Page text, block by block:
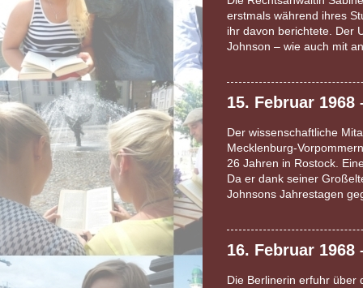
erstmals während ihres
ihr davon berichtete. Der
Johnson – wie auch mit
15. Februar 1968
Der wissenschaftliche
Mecklenburg-
26 Jahren in Rostock.
Da er dank seiner
Johnsons Jahrestagen
16. Februar
Die Berlinerin erfuhr über